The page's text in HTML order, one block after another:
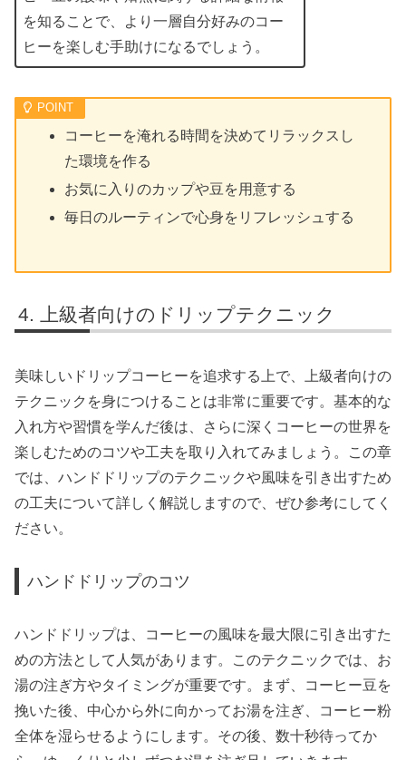
を知ることで、より一層自分好みのコー
ヒーを楽しむ手助けになるでしょう。
コーヒーを淹れる時間を決めてリラックスし
た環境を作る
お気に入りのカップや豆を用意する
毎日のルーティンで心身をリフレッシュする
上級者向けのドリップテクニック
美味しいドリップコーヒーを追求する上で、上級者向けの
テクニックを身につけることは非常に重要です。基本的な
入れ方や習慣を学んだ後は、さらに深くコーヒーの世界を
楽しむためのコツや工夫を取り入れてみましょう。この章
では、ハンドドリップのテクニックや風味を引き出すため
の工夫について詳しく解説しますので、ぜひ参考にしてく
ださい。
ハンドドリップのコツ
ハンドドリップは、コーヒーの風味を最大限に引き出すた
めの方法として人気があります。このテクニックでは、お
湯の注ぎ方やタイミングが重要です。まず、コーヒー豆を
挽いた後、中心から外に向かってお湯を注ぎ、コーヒー粉
全体を湿らせるようにします。その後、数十秒待ってか